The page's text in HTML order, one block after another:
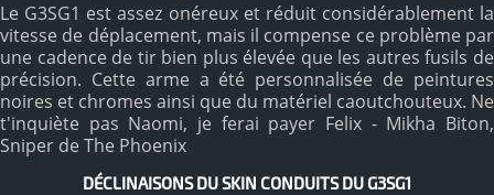
Le G3SG1 est assez onéreux et réduit considérablement la
vitesse de déplacement, mais il compense ce problème par
une cadence de tir bien plus élevée que les autres fusils de
précision. Cette arme a été personnalisée de peintures
noires et chromes ainsi que du matériel caoutchouteux. Ne
t'inquiète pas Naomi, je ferai payer Felix - Mikha Biton,
Sniper de The Phoenix
DÉCLINAISONS DU SKIN CONDUITS DU G3SG1